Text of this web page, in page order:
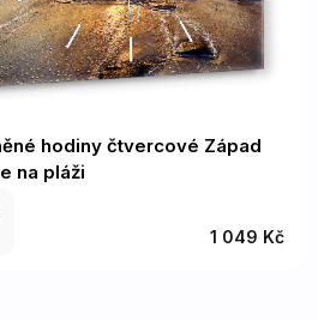
hodiny čtvercové Západ
na pláži
1 049 Kč